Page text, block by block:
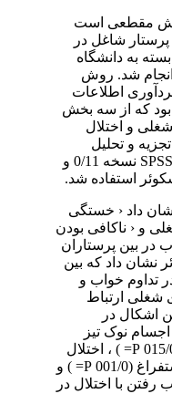
مقطعی است
1385 بر روی 102 پرستار شاغل در
به دانشگاه
شد. روش
اطلاعات
که از سه بخش
و اختلال
و تحلیل
اطلاعات از نرم افزار آماری SPSS نسخه 0/11 و
استفاده شد.
داد ‹ خستگی
و ‹ ناکافی بودن
بین پرستاران
نشان داد که بین
تداوم خواب و
ارتباط
اشکال در
نوک تیز
(16./0 P= )، خستگی مزمن (015/0 P= ) ، اختلال
اشتها (019/0 P= ) و تهوع و استفراغ (001/0 P= ) و
با اختلال در